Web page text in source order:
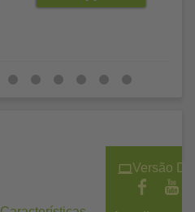
Versão